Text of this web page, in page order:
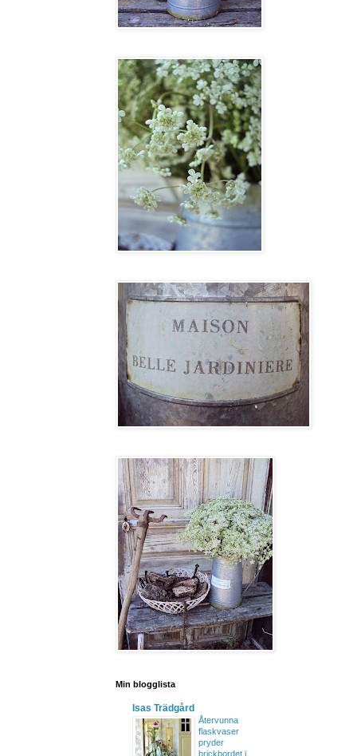
Min blogglista
Isas Trädgård
Återvunna
flaskvaser
pryder
brickbordet i